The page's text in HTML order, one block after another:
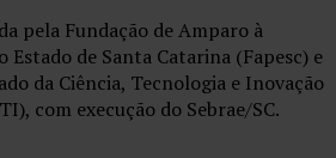
pela Fundação de Amparo à
Estado de Santa Catarina (Fapesc) e
da Ciência, Tecnologia e Inovação
com execução do Sebrae/SC.